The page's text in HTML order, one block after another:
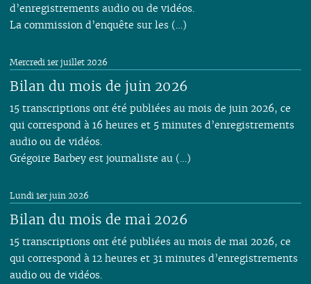
d’enregistrements audio ou de vidéos.
La commission d’enquête sur les (…)
Bilan du mois de juin 2026
Mercredi 1er juillet 2026
15 transcriptions ont été publiées au mois de juin 2026, ce
qui correspond à 16 heures et 5 minutes d’enregistrements
audio ou de vidéos.
Grégoire Barbey est journaliste au (…)
Bilan du mois de mai 2026
Lundi 1er juin 2026
15 transcriptions ont été publiées au mois de mai 2026, ce
qui correspond à 12 heures et 31 minutes d’enregistrements
audio ou de vidéos.